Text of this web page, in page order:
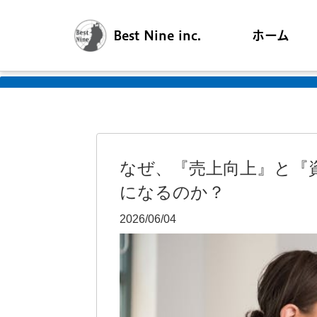
Best Nine inc. ホーム
なぜ、『売上向上』と
になるのか？
2026/06/04